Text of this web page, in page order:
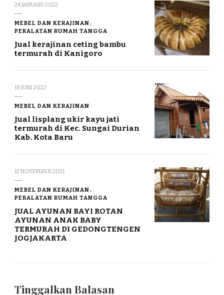
24 JANUARI 2022
MEBEL DAN KERAJINAN
PERALATAN RUMAH TANGGA
Jual kerajinan ceting bambu
termurah di Kanigoro
18 JUNI 2022
MEBEL DAN KERAJINAN
Jual lisplang ukir kayu jati
termurah di Kec. Sungai Durian
Kab. Kota Baru
12 NOVEMBER 2021
MEBEL DAN KERAJINAN
PERALATAN RUMAH TANGGA
JUAL AYUNAN BAYI ROTAN
AYUNAN ANAK BABY
TERMURAH DI GEDONGTENGEN
JOGJAKARTA
Tinggalkan Balasan